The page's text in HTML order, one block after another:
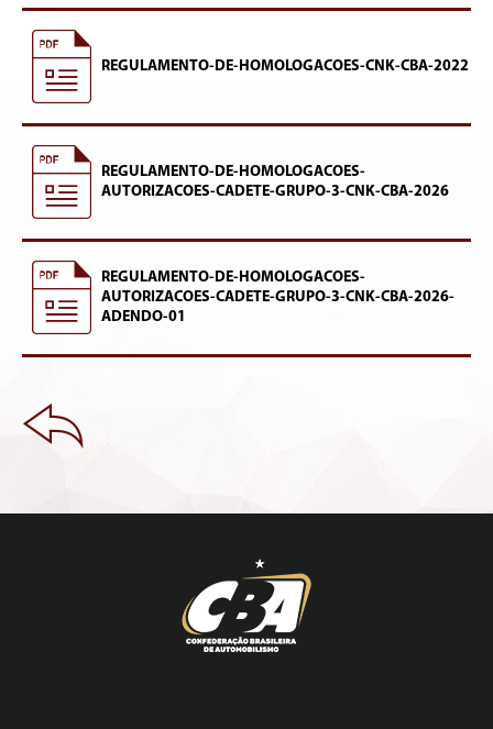
REGULAMENTO-DE-HOMOLOGACOES-CNK-CBA-2022
REGULAMENTO-DE-HOMOLOGACOES-
AUTORIZACOES-CADETE-GRUPO-3-CNK-CBA-2026
REGULAMENTO-DE-HOMOLOGACOES-
AUTORIZACOES-CADETE-GRUPO-3-CNK-CBA-2026-
ADENDO-01